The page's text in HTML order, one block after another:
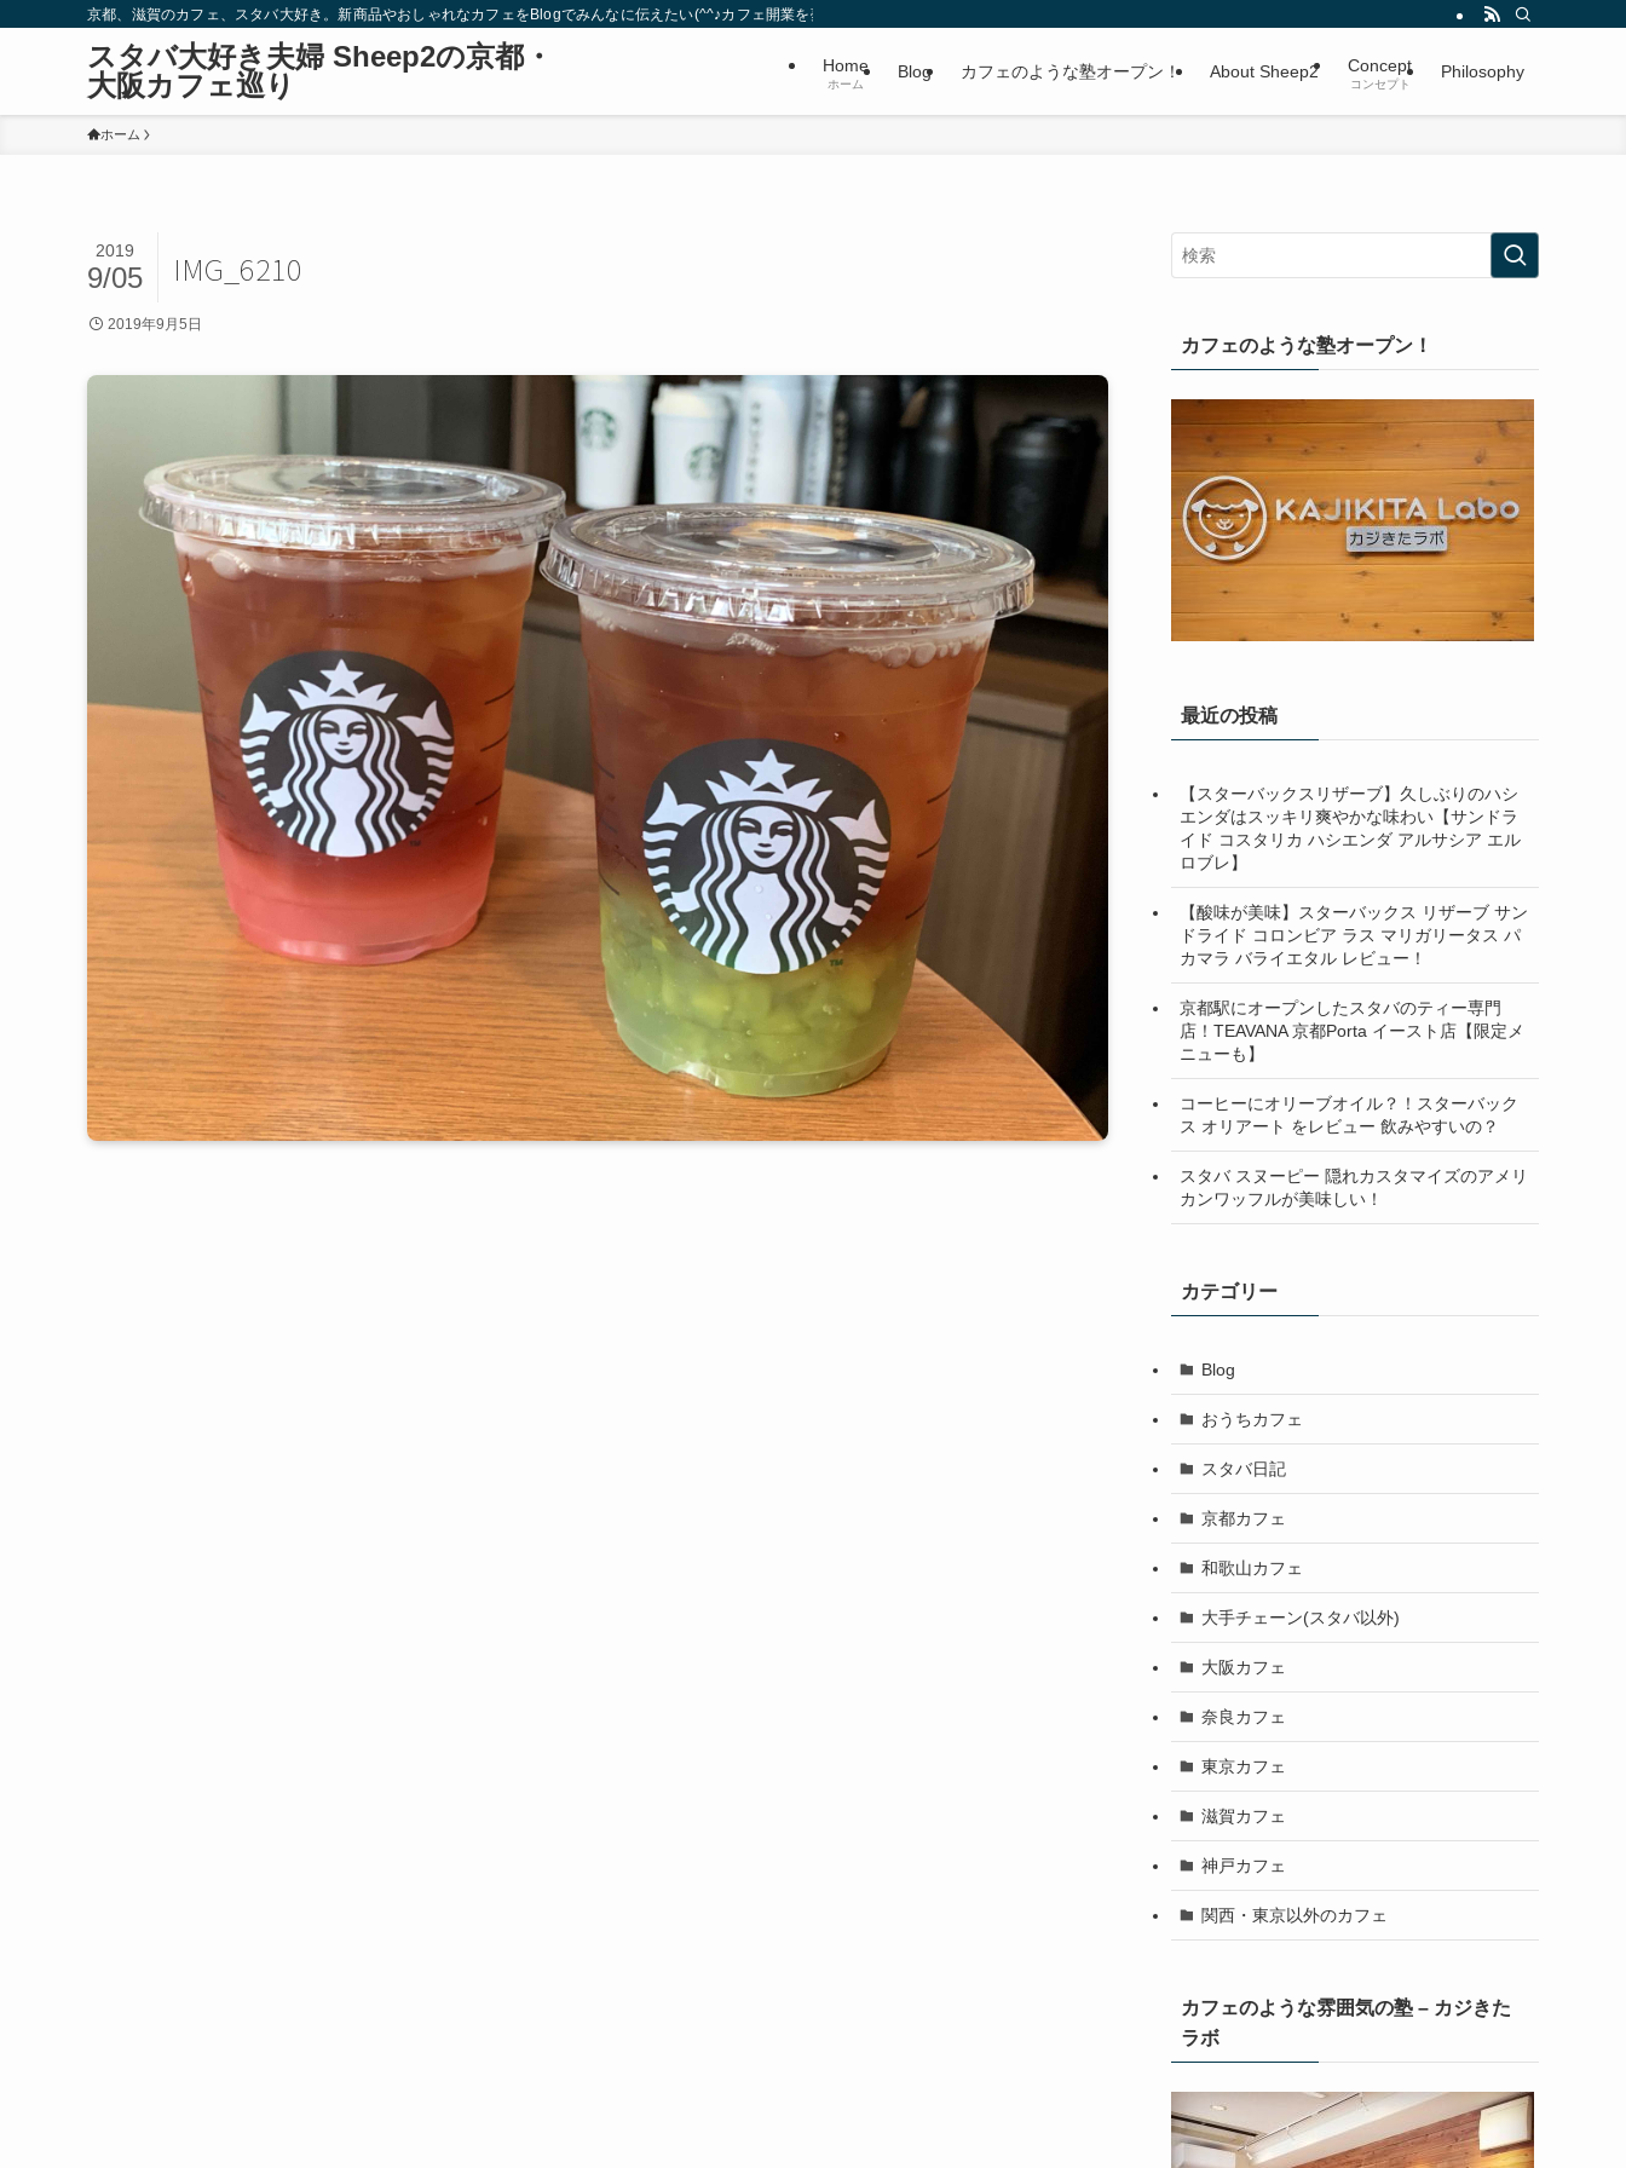
京都、滋賀のカフェ、スタバ大好き。新商品やおしゃれなカフェをBlogでみんなに伝えたい(^^♪カフェ開業を夢見る夫婦。
スタバ大好き夫婦 Sheep2の京都・
大阪カフェ巡り
Home
ホーム
Blog カフェのような塾オープン！ About Sheep2 Concept
コンセプト
Philosophy
ホーム
IMG_6210
2019
9/05
2019年9月5日
カフェのような塾オープン！
最近の投稿
【スターバックスリザーブ】久しぶりのハシ
エンダはスッキリ爽やかな味わい【サンドラ
イド コスタリカ ハシエンダ アルサシア エル
ロブレ】
【酸味が美味】スターバックス リザーブ サン
ドライド コロンビア ラス マリガリータス パ
カマラ バライエタル レビュー！
京都駅にオープンしたスタバのティー専門
店！TEAVANA 京都Porta イースト店【限定メ
ニューも】
コーヒーにオリーブオイル？！スターバック
ス オリアート をレビュー 飲みやすいの？
スタバ スヌーピー 隠れカスタマイズのアメリ
カンワッフルが美味しい！
カテゴリー
Blog
おうちカフェ
スタバ日記
京都カフェ
和歌山カフェ
大手チェーン(スタバ以外)
大阪カフェ
奈良カフェ
東京カフェ
滋賀カフェ
神戸カフェ
関西・東京以外のカフェ
カフェのような雰囲気の塾 – カジきた
ラボ